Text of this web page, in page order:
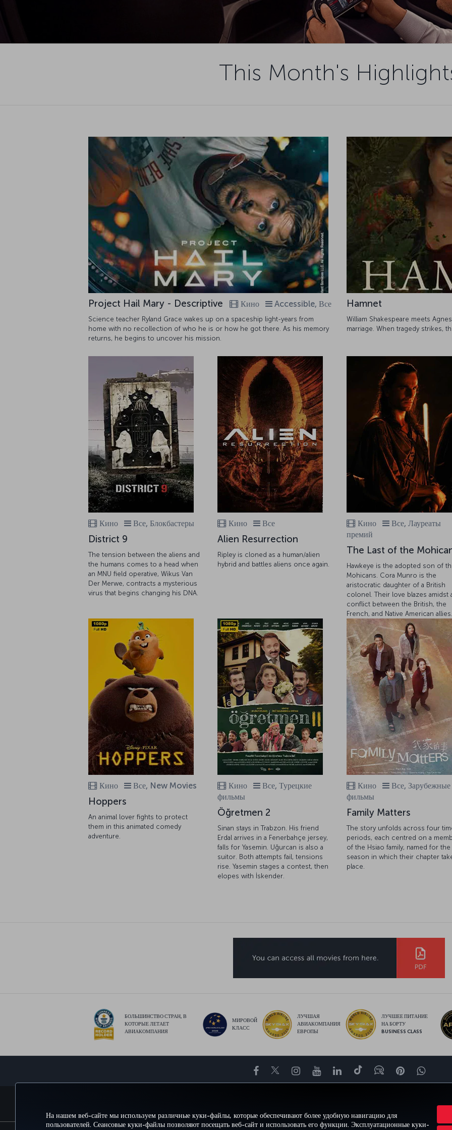
На нашем веб-сайте мы используем различные куки-файлы, которые обеспечивают более удобную навигацию для
пользователей. Сеансовые куки-файлы позволяют посещать веб-сайт и использовать его функции. Эксплуатационные куки-
This Month's
Кино Accessible, Все
Project Hail Mary - Descriptive
Science teacher Ryland Grace wakes up on a spaceship light-years from
home with no recollection of who he is or how he got there. As his memory
returns, he begins to uncover his mission.
Hamnet
William Shakespeare meets
marriage. When tragedy strikes,
Кино Все, Блокбастеры
District 9
The tension between the aliens and
the humans comes to a head when
an MNU field operative, Wikus Van
Der Merwe, contracts a mysterious
virus that begins changing his DNA.
Кино Все
Alien Resurrection
Ripley is cloned as a human/alien
hybrid and battles aliens once again.
Кино
Все, Лауреаты
премий
The Last of the
Hawkeye is the adopted son of
Mohicans. Cora Munro is the
aristocratic daughter of a British
colonel. Their love blazes amidst
conflict between the British, the
French, and Native American allies.
Кино Все, New Movies
Hoppers
An animal lover fights to protect
them in this animated comedy
adventure.
Кино
Все, Турецкие
фильмы
Öğretmen 2
Sinan stays in Trabzon. His friend
Erdal arrives in a Fenerbahçe jersey,
falls for Yasemin. Uğurcan is also a
suitor. Both attempts fail, tensions
rise. Yasemin stages a contest, then
elopes with İskender.
Кино
Все, Зарубежные
фильмы
Family Matters
The story unfolds across four
periods, each centred on a
of the Hsiao family, named for the
season in which their chapter
place.
БОЛЬШИНСТВО СТРАН, В
КОТОРЫЕ ЛЕТАЕТ
АВИАКОМПАНИЯ
МИРОВОЙ
КЛАСС
ЛУЧШАЯ
АВИАКОМПАНИЯ
ЕВРОПЫ
ЛУЧШЕЕ ПИТАНИЕ
НА БОРТУ
BUSINESS CLASS
Facebook
TwitterInstagram
YouTubeLinkedIn
TikTokБлогPinterest